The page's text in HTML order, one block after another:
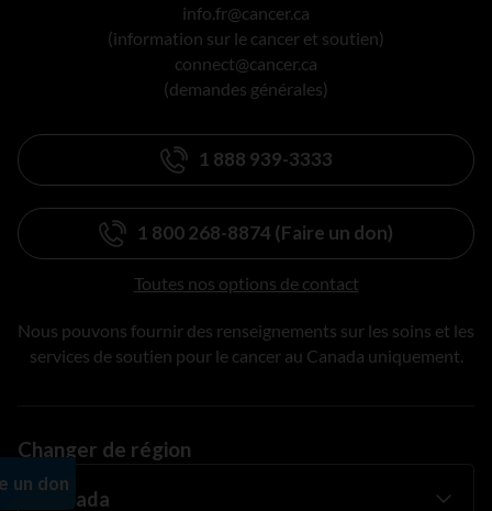
info.fr@cancer.ca
(information sur le cancer et soutien)
connect@cancer.ca
(demandes générales)
1 888 939-3333
1 800 268-8874 (Faire un don)
Toutes nos options de contact
Nous pouvons fournir des renseignements sur les soins et les
services de soutien pour le cancer au Canada uniquement.
Changer de région